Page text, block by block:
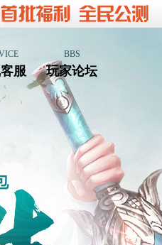
服
BBS
玩家论坛